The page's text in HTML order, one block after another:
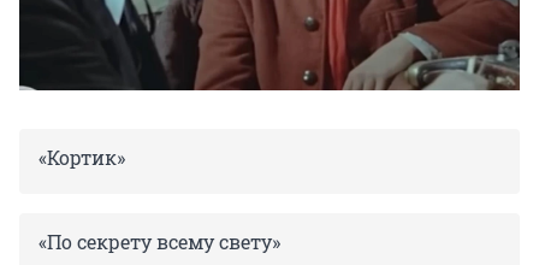
«Кортик»
«По секрету всему свету»